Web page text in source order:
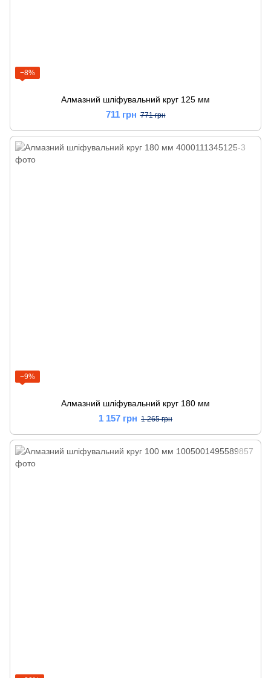
−8%
Алмазний шліфувальний круг 125 мм
711 грн 771 грн
−9%
Алмазний шліфувальний круг 180 мм
1 157 грн 1 265 грн